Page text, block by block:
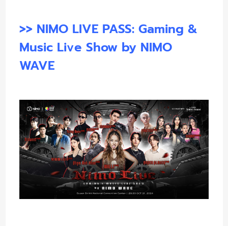
>> NIMO LIVE PASS: Gaming &
Music Live Show by NIMO
WAVE